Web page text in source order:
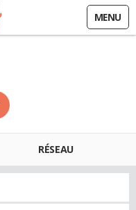
MENU
RÉSEAU